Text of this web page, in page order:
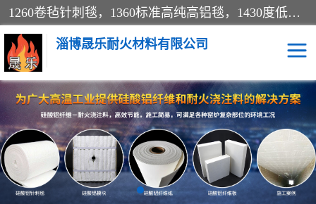
1260卷毡针刺毯，1360标准高纯高铝毯，1430度低锆锆铝含锆毯，普通挡渣棉卷毡，防火纸、挡火板、隔热垫片模块、棉块、折叠块、散棉高温固化剂价格规格密度多少钱图片视频立方平米参数指标
淄博晟乐耐火材料有限公司
硅酸铝挡渣棉 硅酸铝纤维纸
硅酸铝挡火板 高铝毯
含锆毯 硅酸铝折叠块